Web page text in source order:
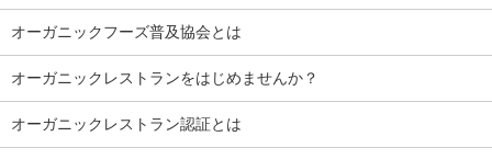
オーガニックフーズ普及協会とは
オーガニックレストランをはじめませんか？
オーガニックレストラン認証とは